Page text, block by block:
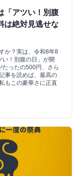
「アツい！別腹
は絶対見逃せな
か？実は、令和8年8
！別腹の日」が開
ったの500円、さら
事を読めば、最高の
もこの豪華さに正直